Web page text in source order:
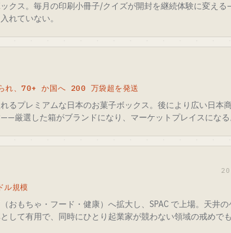
クス。毎月の印刷小冊子/クイズが開封を継続体験に変え
れていない。
れ、70+ か国へ 200 万袋超を発送
るプレミアムな日本のお菓子ボックス。後により広い日本
厳選した箱がブランドになり、マーケットプレイスになる
ル規模
おもちゃ・フード・健康）へ拡大し、SPAC で上場。天井
して有用で、同時にひとり起業家が競わない領域の戒めでも